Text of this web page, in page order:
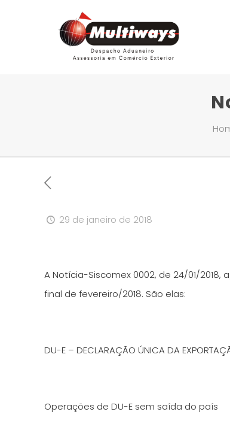
29 de janeiro de 2018
A Notícia-Siscomex 0002, de 24/01/
final de fevereiro/2018. São elas:
DU-E – DECLARAÇÃO ÚNICA DA
Operações de DU-E sem saída do país